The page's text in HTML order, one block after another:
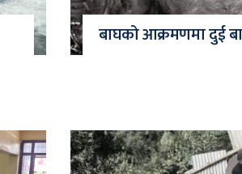
बाघको आक्रमणमा दुई